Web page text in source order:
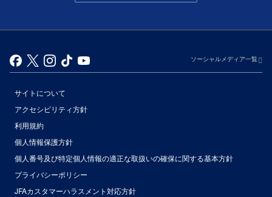
ソーシャルメディア一覧
サイトについて
アクセシビリティ方針
利用規約
個人情報保護方針
個人番号及び特定個人情報の適正な取扱いの確保に関する基本方針
プライバシーポリシー
JFAカスタマーハラスメント対応方針